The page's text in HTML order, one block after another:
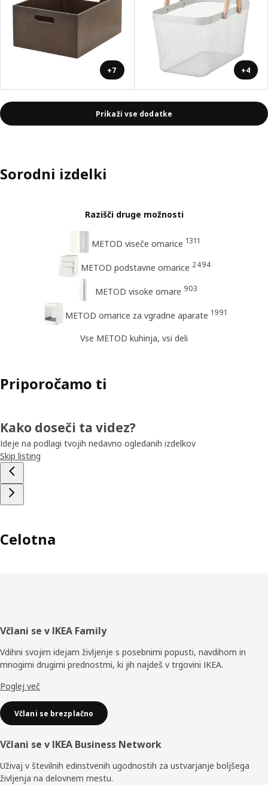
+7 +4
Prikaži vse dodatke
Sorodni izdelki
Razišči druge možnosti
METOD viseče omarice 1311
METOD podstavne omarice 2494
METOD visoke omare 903
METOD omarice za vgradne aparate 1991
Vse METOD kuhinja, vsi deli
Priporočamo ti
Kako doseči ta videz?
Ideje na podlagi tvojih nedavno ogledanih izdelkov
Skip listing
Celotna
Noga
Včlani se v IKEA Family
Vdihni svojim idejam življenje s posebnimi popusti, navdihom in
mnogimi drugimi prednostmi, ki jih najdeš v trgovini IKEA.
Poglej več
Včlani se brezplačno
Včlani se v IKEA Business Network
Uživaj v številnih edinstvenih ugodnostih za ustvarjanje boljšega
življenja na delovnem mestu.